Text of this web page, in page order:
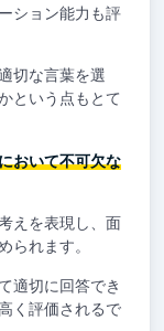
ション能力も評
切な言葉を選
という点もとて
おいて不可欠な
えを表現し、面
られます。
適切に回答でき
く評価されるで